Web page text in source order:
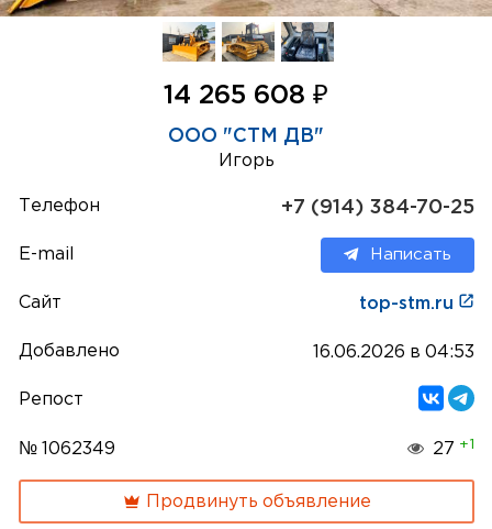
14 265 608 ₽
ООО "СТМ ДВ"
Игорь
Телефон +7 (914) 384-70-25
E-mail Написать
Сайт top-stm.ru
Добавлено 16.06.2026 в 04:53
Репост
№ 1062349 27 +1
Продвинуть объявление